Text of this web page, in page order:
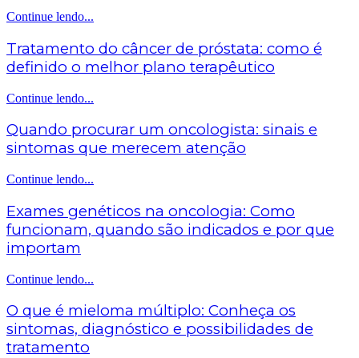
Continue lendo...
Tratamento do câncer de próstata: como é
definido o melhor plano terapêutico
Continue lendo...
Quando procurar um oncologista: sinais e
sintomas que merecem atenção
Continue lendo...
Exames genéticos na oncologia: Como
funcionam, quando são indicados e por que
importam
Continue lendo...
O que é mieloma múltiplo: Conheça os
sintomas, diagnóstico e possibilidades de
tratamento